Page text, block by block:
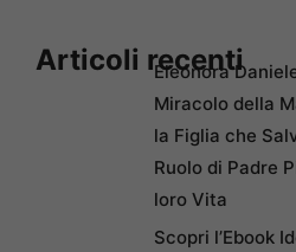
Articoli recenti
Eleonora
Miracolo della
la Figlia che
Ruolo di Padre
loro Vita
Scopri l’Ebook